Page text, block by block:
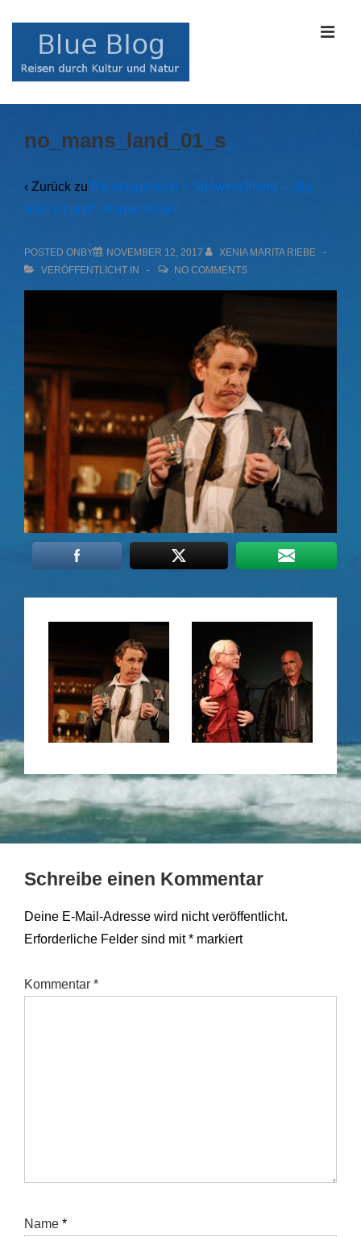
Navigation
no_mans_land_01_s
‹ Zurück zu Reisetagebuch – Südwest Irland – „No
Man`s Land“, Harold Pinter
POSTED ONBY NOVEMBER 12, 2017
XENIA MARITA RIEBE
VERÖFFENTLICHT IN
NO COMMENTS
Schreibe einen Kommentar
Deine E-Mail-Adresse wird nicht veröffentlicht.
Erforderliche Felder sind mit* markiert
Kommentar *
Name *